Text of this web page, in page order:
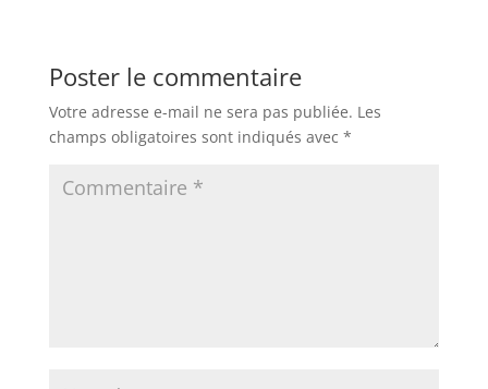
Poster le commentaire
Votre adresse e-mail ne sera pas publiée. Les
champs obligatoires sont indiqués avec *